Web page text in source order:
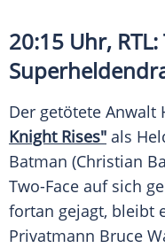
20:15 Uhr, RTL:
Der getötete Anwalt
Knight Rises" als
Batman (Christian
Two-Face auf sich
fortan gejagt, bleibt
Privatmann Bruce